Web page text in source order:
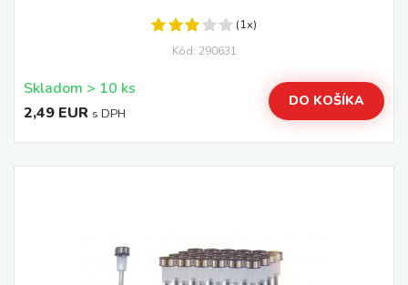
(1x)
Kód: 290631
Skladom > 10 ks
2,49 EUR s DPH
DO KOŠÍKA